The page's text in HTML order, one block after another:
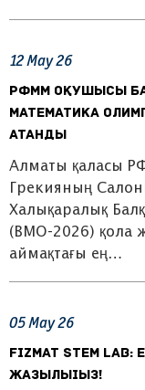
12May26
РФММ оқушысы
математика
атанды
Алматы қаласы
Грекияның
Халықаралық
(BMO-2026) қола
аймақтағы ең…
05May26
FIZMAT STEM
жазылыіыз!